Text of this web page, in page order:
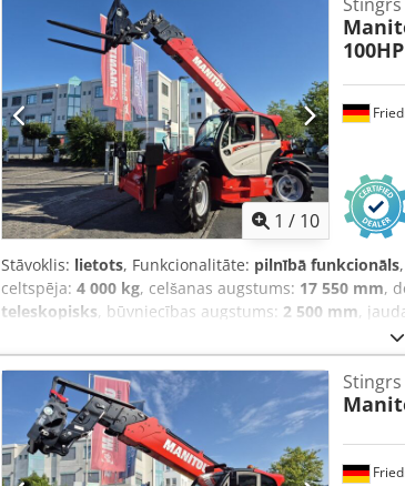
1 / 10
100HP
Stāvoklis: lietots, Funkcionalitāte: pilnībā funkcionāls
celtspēja: 4 000 kg, celšanas augstums: 17 550 mm,
teleskopisks, būvniecības augstums: 2 500 mm,
6 270 mm,
mm, Teleskopiskais iekrāvējs, stacionārs
griezes momenta pārveidotājs Ātruma klase: 20
Dedpoxlvfkofx Aqpsck Priekšējo riepu tips:
stāvoklis: 80–100% Aizmugurējo riepu tips:
stāvoklis: 80–100% Apraksts: Iekļauta groza vadība
aizmugurē un priekšā, apsilde, pilna kabīne,